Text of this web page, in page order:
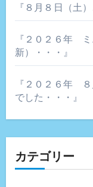
『８月８日（土
『２０２６年
新）・・・』
『２０２６年
でした・・・』
カテゴリー